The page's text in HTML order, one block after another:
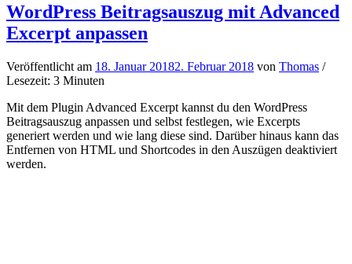
WordPress Beitragsauszug mit Advanced
Excerpt anpassen
Veröffentlicht am 18. Januar 20182. Februar 2018 von Thomas /
Lesezeit: 3 Minuten
Mit dem Plugin Advanced Excerpt kannst du den WordPress
Beitragsauszug anpassen und selbst festlegen, wie Excerpts
generiert werden und wie lang diese sind. Darüber hinaus kann das
Entfernen von HTML und Shortcodes in den Auszügen deaktiviert
werden.